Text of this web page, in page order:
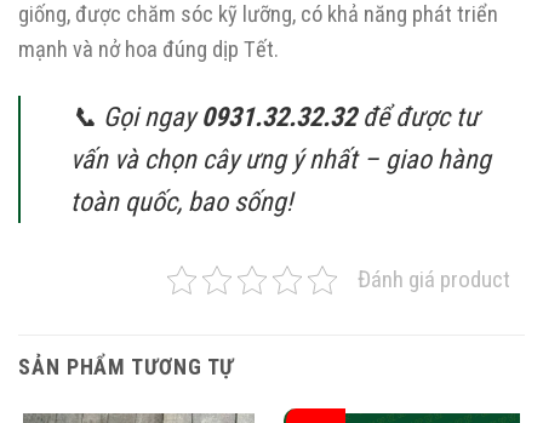
giống, được chăm sóc kỹ lưỡng, có khả năng phát triển
mạnh và nở hoa đúng dịp Tết.
📞 Gọi ngay0931.32.32.32để được tư
vấn và chọn cây ưng ý nhất – giao hàng
toàn quốc, bao sống!
Đánh giá product
SẢN PHẨM TƯƠNG TỰ